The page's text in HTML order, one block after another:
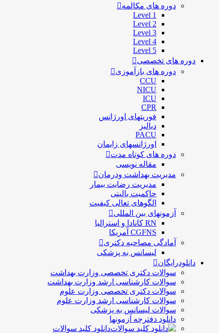
دوره های مکالمه
Level 1
Level 2
Level 3
Level 4
Level 5
دوره های تخصصی
دوره های بازآموزی
CCU
NICU
ICU
CPR
فوریتهای اورژانس
دیالیز
PACU
اورژانسهای زایمان
دوره های کوتاه مدت
مقاله نویسی
مدیریت بهداشت ودرمان
مديريت رضايت بيمار
حاكميت بالينی
الگوهای تعالی کيفيت
آزمونهای بین المللی
RN کانادا و استرالیا
CGFNS آمریکا
آمادگی مصاحبه دکتری
لیسانس به پزشکی
دانلودرایگان
سوالات دکتری تخصصی وزارت بهداشت
سوالات کارشناسی ارشد وزارت بهداشت
سوالات دکتری تخصصی وزارت علوم
سوالات کارشناسی ارشد وزارت علوم
سوالات لیسانس به پزشکی
دانلود دفترچه آزمونها
دانلود کلید سوالات